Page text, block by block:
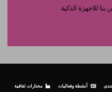
للاجهزة الذكية
أنشطة وفعاليات مختارات ثقافية